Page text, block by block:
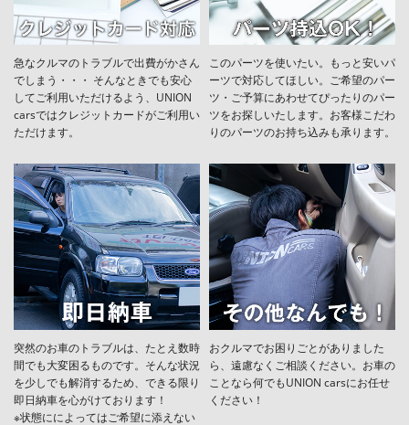
急なクルマのトラブルで出費がかさん
でしまう・・・ そんなときでも安心
してご利用いただけるよう、UNION
carsではクレジットカードがご利用い
ただけます。
このパーツを使いたい。もっと安いパ
ーツで対応してほしい。ご希望のパー
ツ・ご予算にあわせてぴったりのパー
ツをお探しいたします。お客様こだわ
りのパーツのお持ち込みも承ります。
突然のお車のトラブルは、たとえ数時
間でも大変困るものです。そんな状況
を少しでも解消するため、できる限り
即日納車を心がけております！
※状態にによってはご希望に添えない
おクルマでお困りごとがありました
ら、遠慮なくご相談ください。お車の
ことなら何でもUNION carsにお任せ
ください！